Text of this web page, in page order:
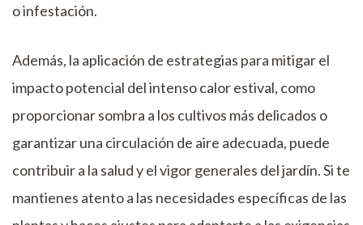
o infestación.
Además, la aplicación de estrategias para mitigar el
impacto potencial del intenso calor estival, como
proporcionar sombra a los cultivos más delicados o
garantizar una circulación de aire adecuada, puede
contribuir a la salud y el vigor generales del jardín. Si te
mantienes atento a las necesidades específicas de las